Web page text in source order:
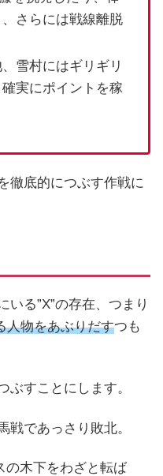
さらには戦線離脱
雪村にはギリギリ
実にポイントを稼
徹底的につぶす作戦に
る”X”の存在、つまり
人物をあぶりだすつも
ぶすことにします。
戦であっさり敗北。
の木下をわざと転ば